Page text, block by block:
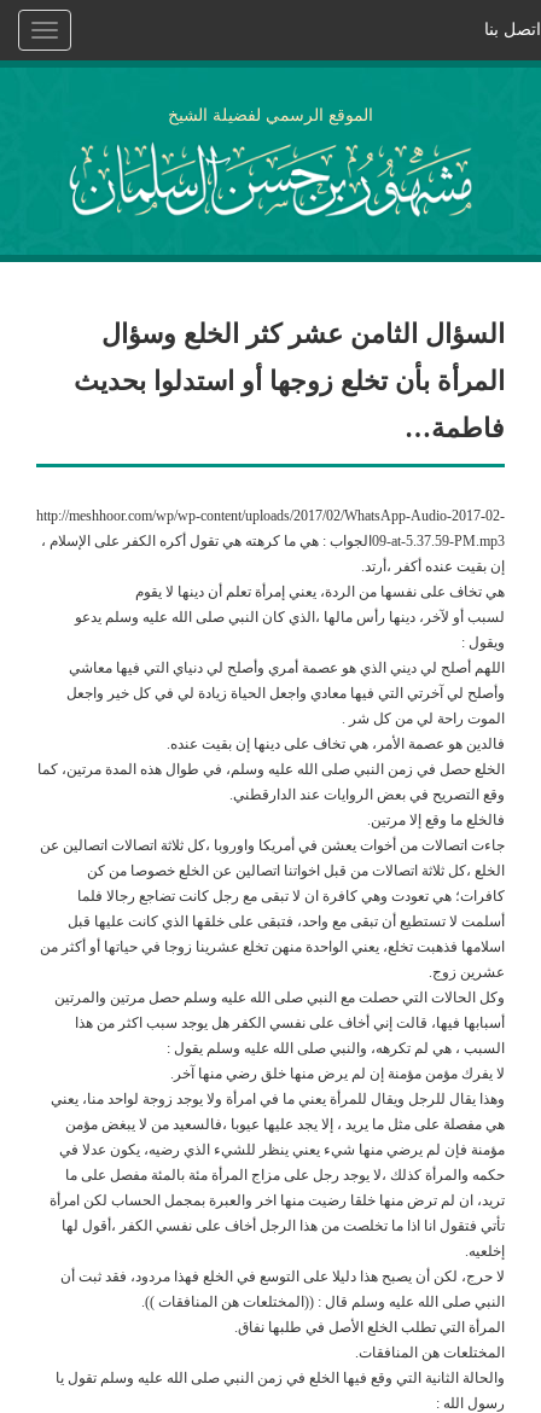
Toggle
اتصل بنا
الموقع الرسمي لفضيلة الشيخ
السؤال الثامن عشر كثر الخلع وسؤال
المرأة بأن تخلع زوجها أو استدلوا بحديث
فاطمة…
http://meshhoor.com/wp/wp-content/uploads/2017/02/WhatsApp-Audio-2017-02-
09-at-5.37.59-PM.mp3الجواب : هي ما كرهته هي تقول أكره الكفر على الإسلام ،
إن بقيت عنده أكفر ،أرتد.
هي تخاف على نفسها من الردة، يعني إمرأة تعلم أن دينها لا يقوم
لسبب أو لآخر، دينها رأس مالها ،الذي كان النبي صلى الله عليه وسلم يدعو
ويقول :
اللهم أصلح لي ديني الذي هو عصمة أمري وأصلح لي دنياي التي فيها معاشي
وأصلح لي آخرتي التي فيها معادي واجعل الحياة زيادة لي في كل خير واجعل
الموت راحة لي من كل شر .
فالدين هو عصمة الأمر، هي تخاف على دينها إن بقيت عنده.
الخلع حصل في زمن النبي صلى الله عليه وسلم، في طوال هذه المدة مرتين، كما
وقع التصريح في بعض الروايات عند الدارقطني.
فالخلع ما وقع إلا مرتين.
جاءت اتصالات من أخوات يعشن في أمريكا واوروبا ،كل ثلاثة اتصالات اتصالين عن
الخلع ،كل ثلاثة اتصالات من قبل اخواتنا اتصالين عن الخلع خصوصا من كن
كافرات؛ هي تعودت وهي كافرة ان لا تبقى مع رجل كانت تضاجع رجالا فلما
أسلمت لا تستطيع أن تبقى مع واحد، فتبقى على خلقها الذي كانت عليها قبل
اسلامها فذهبت تخلع، يعني الواحدة منهن تخلع عشرينا زوجا في حياتها أو أكثر من
عشرين زوج.
وكل الحالات التي حصلت مع النبي صلى الله عليه وسلم حصل مرتين والمرتين
أسبابها فيها، قالت إني أخاف على نفسي الكفر هل يوجد سبب اكثر من هذا
السبب ، هي لم تكرهه، والنبي صلى الله عليه وسلم يقول :
لا يفرك مؤمن مؤمنة إن لم يرض منها خلق رضي منها آخر.
وهذا يقال للرجل ويقال للمرأة يعني ما في امرأة ولا يوجد زوجة لواحد منا، يعني
هي مفصلة على مثل ما يريد ، إلا يجد عليها عيوبا ،فالسعيد من لا يبغض مؤمن
مؤمنة فإن لم يرضي منها شيء يعني ينظر للشيء الذي رضيه، يكون عدلا في
حكمه والمرأة كذلك ،لا يوجد رجل على مزاج المرأة مئة بالمئة مفصل على ما
تريد، ان لم ترض منها خلقا رضيت منها اخر والعبرة بمجمل الحساب لكن امرأة
تأتي فتقول انا اذا ما تخلصت من هذا الرجل أخاف على نفسي الكفر ،أقول لها
إخلعيه.
لا حرج، لكن أن يصبح هذا دليلا على التوسع في الخلع فهذا مردود، فقد ثبت أن
النبي صلى الله عليه وسلم قال : ((المختلعات هن المنافقات )).
المرأة التي تطلب الخلع الأصل في طلبها نفاق.
المختلعات هن المنافقات.
والحالة الثانية التي وقع فيها الخلع في زمن النبي صلى الله عليه وسلم تقول يا
رسول الله :